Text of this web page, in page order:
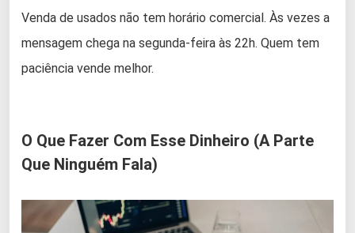
Venda de usados não tem horário comercial. Às vezes a
mensagem chega na segunda-feira às 22h. Quem tem
paciência vende melhor.
O Que Fazer Com Esse Dinheiro (A Parte
Que Ninguém Fala)